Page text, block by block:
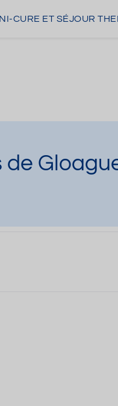
CURE ET SÉJOUR